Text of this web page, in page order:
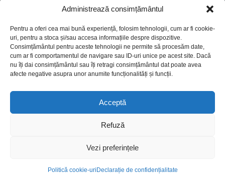
Administrează consimțământul
Pentru a oferi cea mai bună experiență, folosim tehnologii, cum ar fi cookie-
uri, pentru a stoca și/sau accesa informațiile despre dispozitive.
Consimțământul pentru aceste tehnologii ne permite să procesăm date,
cum ar fi comportamentul de navigare sau ID-uri unice pe acest site. Dacă
nu îți dai consimțământul sau îți retragi consimțământul dat poate avea
afecte negative asupra unor anumite funcționalități și funcții.
Acceptă
Refuză
Vezi preferințele
Politică cookie-uri Declarație de confidențialitate
6901
Social
Politic
Economie
559
Despre Noi Termeni si conditii
© Conteaza.ro - Știri, publicitate, marketing